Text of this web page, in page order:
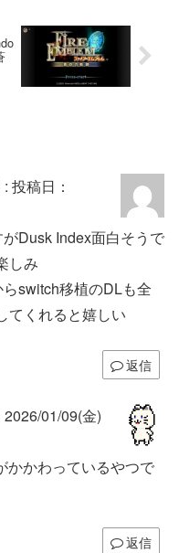
EFFECT X
ーストーリーズ3 ~運
:滅びゆく世界
: 投稿日：
Dusk Index面白そうで
しみ
switch移植のDLも全
てくれると嬉しい
返信
01/09(金)
かかわっているやつで
返信